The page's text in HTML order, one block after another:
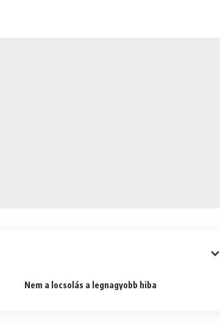
Nem a locsolás a legnagyobb hiba